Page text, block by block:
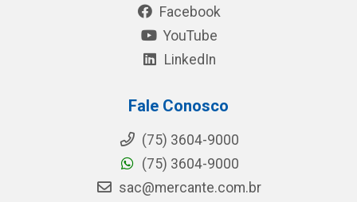
Facebook
YouTube
LinkedIn
Fale Conosco
(75) 3604-9000
(75) 3604-9000
sac@mercante.com.br